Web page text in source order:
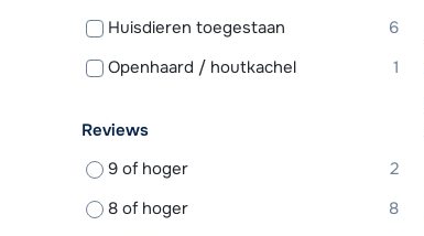
Huisdieren toegestaan
6
Openhaard / houtkachel
1
Reviews
9 of hoger
2
8 of hoger
8